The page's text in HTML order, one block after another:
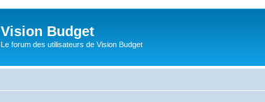
Vision Budget
Le forum des utilisateurs de Vision Budget